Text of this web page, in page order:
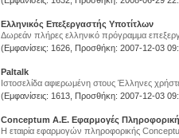
Ελληνικός Eπεξεργαστής Υποτίτλων
Δωρεάν πλήρες ελληνικό πρόγραμμα
(Εμφανίσεις: 1626, Προσθήκη: 2007-12-03
Paltalk
Ιστοσελίδα αφιερωμένη στους Έλληνες
(Εμφανίσεις: 1613, Προσθήκη: 2007-12-03
Conceptum Α.Ε. Εφαρμογές
H εταιρία εφαρμογών πληροφορικής